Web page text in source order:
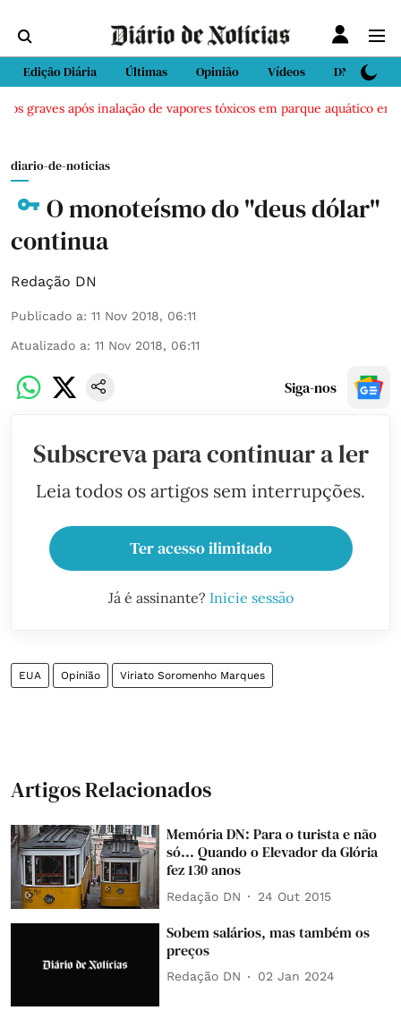
Edição Diária Últimas Opinião Vídeos DN Sport
graves após inalação de vapores tóxicos em parque aquático em
diario-de-noticias
O monoteísmo do "deus dólar"
continua
Redação DN
Publicado a: 11 Nov 2018, 06:11
Atualizado a: 11 Nov 2018, 06:11
Siga-nos
Subscreva para continuar a ler
Leia todos os artigos sem interrupções.
Ter acesso ilimitado
Já é assinante? Inicie sessão
EUA Opinião Viriato Soromenho Marques
Artigos Relacionados
Memória DN: Para o turista e não
só... Quando o Elevador da Glória
fez 130 anos
Redação DN 24 Out 2015
Sobem salários, mas também os
preços
Redação DN 02 Jan 2024